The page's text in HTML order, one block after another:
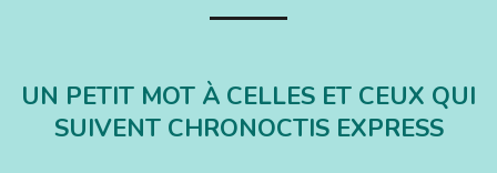
UN PETIT MOT À CELLES ET CEUX QUI
SUIVENT CHRONOCTIS EXPRESS